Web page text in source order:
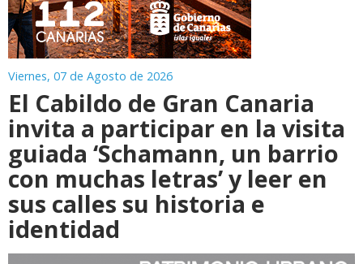
Viernes, 07 de Agosto de 2026
El Cabildo de Gran Canaria
invita a participar en la visita
guiada ‘Schamann, un barrio
con muchas letras’ y leer en
sus calles su historia e
identidad